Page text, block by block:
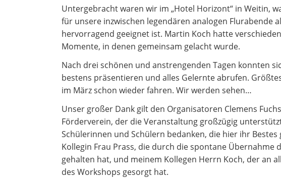
Untergebracht waren wir im „Hotel Horizont“ in Weitin,
für unsere inzwischen legendären analogen Flurabende
hervorragend geeignet ist. Martin Koch hatte
Momente, in denen gemeinsam gelacht wurde.
Nach drei schönen und anstrengenden Tagen konnten
bestens präsentieren und alles Gelernte abrufen.
im März schon wieder fahren. Wir werden sehen…
Unser großer Dank gilt den Organisatoren Clemens
Förderverein, der die Veranstaltung großzügig
Schülerinnen und Schülern bedanken, die hier ihr
Kollegin Frau Prass, die durch die spontane Übernahme
gehalten hat, und meinem Kollegen Herrn Koch, der an
des Workshops gesorgt hat.